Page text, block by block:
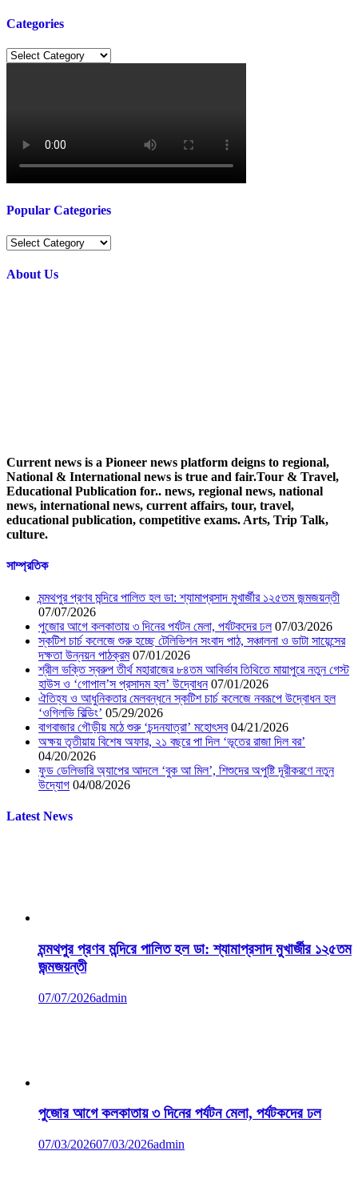
Categories
Categories
Popular Categories
Popular
About Us
Current news is a Pioneer news platform deigns to regional,
National & International news is true and fair.Tour & Travel,
Educational Publication for.. news, regional news, national
news, international news, current affairs, tour, travel,
educational publication, competitive exams. Arts, Trip Talk,
culture.
সাম্প্রতিক
মন্মথপুর প্রণব মন্দিরে পালিত হল ডা: শ্যামাপ্রসাদ মুখার্জীর ১২৫তম জন্মজয়ন্তী
07/07/2026
পুজোর আগে কলকাতায় ৩ দিনের পর্যটন মেলা, পর্যটকদের ঢল 07/03/2026
স্কটিশ চার্চ কলেজে শুরু হচ্ছে টেলিভিশন সংবাদ পাঠ, সঞ্চালনা ও ডাটা সায়েন্সের
দক্ষতা উন্নয়ন পাঠক্রম 07/01/2026
শ্রীল ভক্তি স্বরুপ তীর্থ মহারাজের ৮৪তম আবির্ভাব তিথিতে মায়াপুরে নতুন গেস্ট
হাউস ও ‘গোপাল’স প্রসাদম হল’ উদ্বোধন 07/01/2026
ঐতিহ্য ও আধুনিকতার মেলবন্ধনে স্কটিশ চার্চ কলেজে নবরূপে উদ্বোধন হল
‘ওগিলভি বিল্ডিং’ 05/29/2026
বাগবাজার গৌড়ীয় মঠে শুরু ‘চন্দনযাত্রা’ মহোৎসব 04/21/2026
অক্ষয় তৃতীয়ায় বিশেষ অফার, ২১ বছরে পা দিল ‘ভূতের রাজা দিল বর’
04/20/2026
ফুড ডেলিভারি অ্যাপের আদলে ‘বুক আ মিল’, শিশুদের অপুষ্টি দূরীকরণে নতুন
উদ্যোগ 04/08/2026
Latest News
মন্মথপুর প্রণব মন্দিরে পালিত হল ডা: শ্যামাপ্রসাদ মুখার্জীর ১২৫তম
জন্মজয়ন্তী
07/07/2026admin
পুজোর আগে কলকাতায় ৩ দিনের পর্যটন মেলা, পর্যটকদের ঢল
07/03/202607/03/2026admin